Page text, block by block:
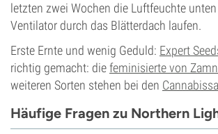
letzten zwei Wochen die Luftfeuchte
Ventilator durch das Blätterdach laufen.
Erste Ernte und wenig Geduld: Expert
richtig gemacht: diefeminisierte von
weiteren Sorten stehen bei den
Häufige Fragen zu Northern